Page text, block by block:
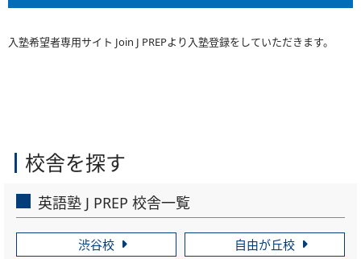
入塾希望者専用サイト Join J PREPより入塾登録をしていただきます。
校舎を探す
英語塾 J PREP 校舎一覧
渋谷校 自由が丘校